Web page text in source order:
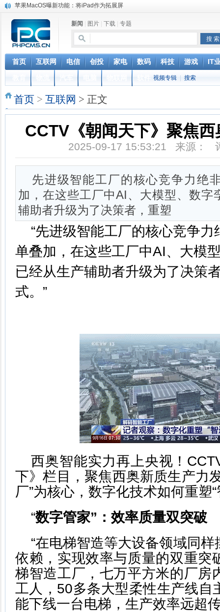
苹果MacOS曝新功能：将iPad作为拓展屏
苹果与高通和解 英特尔失去重要移动客户
小米高管：虽然高通与苹果和解，但5G iPhone最快明年下半年发布
iOS 13加入黑暗模式 多功能加持6月份见
高通与苹果达成和解，双方达成6年许可协议
元宇宙持续火热 应用爆发落地需实时网络支撑
美团电单车防烫坐垫全国陆续上线，号称“可降温 25℃以上”
奔驰维权女车主捅出了一个最大的瓜
新闻 图片 下载 专题
首页 互联网 电信 创投 家电 数码 科技 游戏 IT
视频专辑 搜索
首页 > 互联网 > 正文
​CCTV《朝闻天下》聚焦
2025-09-17 15:53:21 来源：
先进级智能工厂的核心竞争力绝
加，在这些工厂中AI、大模型、数字
辅助者升级为了决策者，重塑
“先进级智能工厂的核心竞争力
单叠加，在这些工厂中AI、大模
已经从生产辅助者升级为了决策
式。”
西奥智能实力再上央视！
下》栏目，聚焦西奥新质生产力
厂”为核心，数字化技术如何重塑
“数字管家”：效率质量双突破
“在电梯智造等大设备领域同
依赖，实现效率与质量的双重突
梯智造工厂，七万平方米的厂房
工人，50多条大型柔性生产线自
能下线一台电梯，生产效率远超